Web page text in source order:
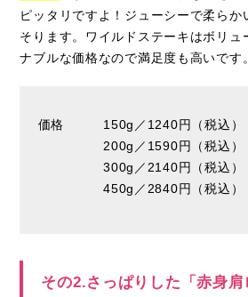
ピッタリですよ！ジューシーで柔らか
そります。ワイルドステーキはボリュ
ナブルな価格なので満足度も高いです。
価格 150g／1240円（税込）
200g／1590円（税込）
300g／2140円（税込）
450g／2840円（税込）
その2.さっぱりした「赤身